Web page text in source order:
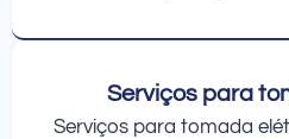
Serviços para
Serviços para tomada